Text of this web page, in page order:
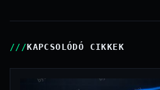
KAPCSOLÓDÓ CIKKEK